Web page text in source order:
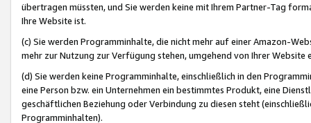
übertragen müssten, und Sie werden keine mit Ihrem Partner-Tag
Ihre Website ist.
(c) Sie werden Programminhalte, die nicht mehr auf einer Amazon-
mehr zur Nutzung zur Verfügung stehen, umgehend von Ihrer
(d) Sie werden keine Programminhalte, einschließlich in den
eine Person bzw. ein Unternehmen ein bestimmtes Produkt, eine
geschäftlichen Beziehung oder Verbindung zu diesen steht
Programminhalten).